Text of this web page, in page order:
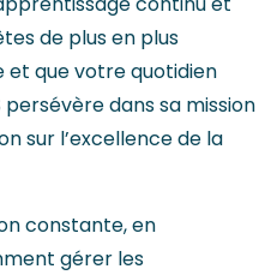
de plus en plus
et que votre quotidien
persévère dans sa mission
sur l’excellence de la
constante, en
gérer les